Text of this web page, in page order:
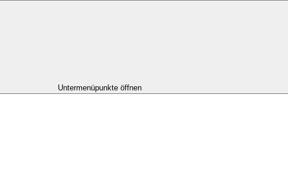
Untermenüpunkte öffnen